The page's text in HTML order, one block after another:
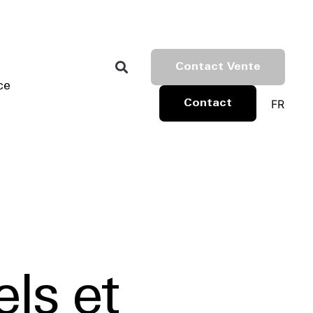
Contact Vente
Contact FR
et